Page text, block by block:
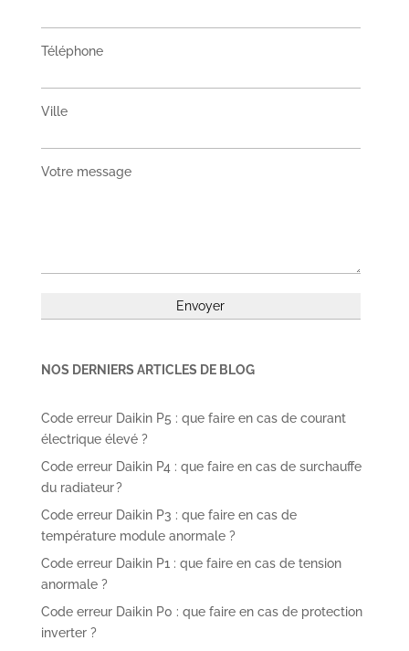
Téléphone
Ville
Votre message
NOS DERNIERS ARTICLES DE BLOG
Code erreur Daikin P5 : que faire en cas de courant
électrique élevé ?
Code erreur Daikin P4 : que faire en cas de surchauffe
du radiateur ?
Code erreur Daikin P3 : que faire en cas de
température module anormale ?
Code erreur Daikin P1 : que faire en cas de tension
anormale ?
Code erreur Daikin P0 : que faire en cas de protection
inverter ?